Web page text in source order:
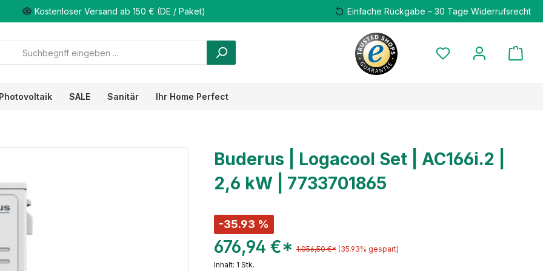
Kostenloser Versand ab 150 € (DE / Paket) Einfache Rückgabe – 30 Tage Widerrufsrecht
Photovoltaik SALE Sanitär Ihr Home Perfect
Buderus | Logacool Set | AC166i.2 |
2,6 kW | 7733701865
-35.93 %
676,94 €* 1.056,50 €* (35.93% gespart)
Inhalt: 1 Stk.